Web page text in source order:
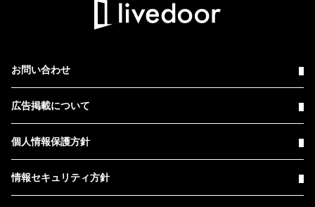
お問い合わせ
広告掲載について
個人情報保護方針
情報セキュリティ方針